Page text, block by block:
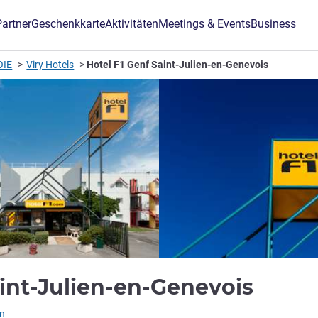
GeschenkkarteAktivitätenMeetings & EventsBusiness
Viry Hotels Hotel F1 Genf Saint-Julien-en-Genevois
Julien-en-Genevois